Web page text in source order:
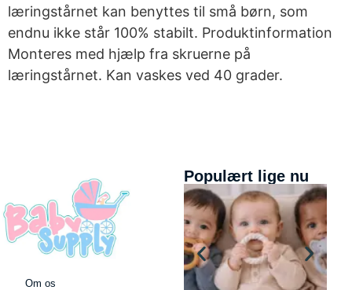
læringstårnet kan benyttes til små børn, som
endnu ikke står 100% stabilt. Produktinformation
Monteres med hjælp fra skruerne på
læringstårnet. Kan vaskes ved 40 grader.
Om os
Populært lige nu